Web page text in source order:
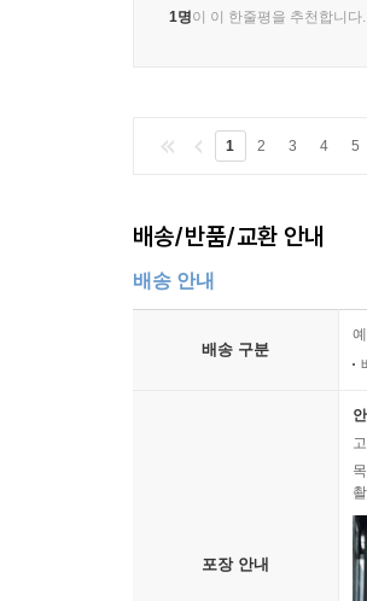
1명이 이 한줄평을 추천합니다.
1 2 3 4 5
배송/반품/교환 안내
배송 안내
배송 구분
포장 안내